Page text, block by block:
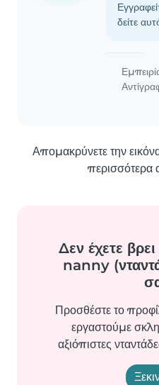
δείτε
Απομακρύνετε την
περισσότερα
Δεν έχετε
nanny
Προσθέστε το
εργαστούμε
αξιόπιστες